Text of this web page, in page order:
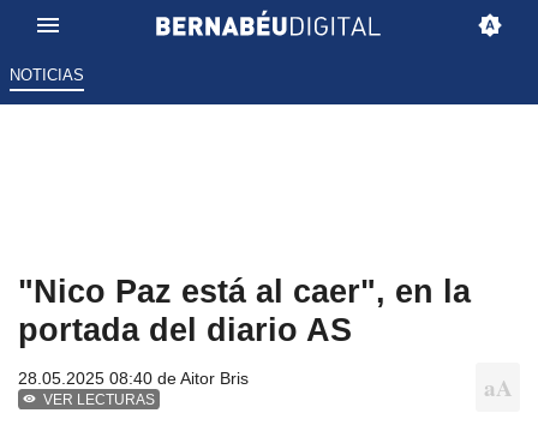
NOTICIAS
"Nico Paz está al caer", en la
portada del diario AS
28.05.2025 08:40 deAitor Bris
VER LECTURAS